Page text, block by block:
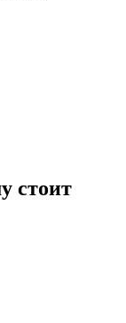
стоит